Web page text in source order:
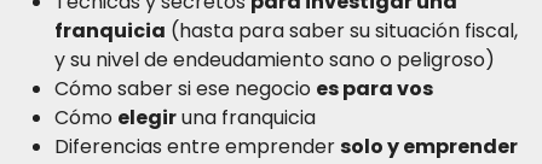
franquicia (hasta para saber su situación fiscal,
y su nivel de endeudamiento sano o peligroso)
Cómo saber si ese negocio es para vos
Cómo elegiruna franquicia
Diferencias entre emprendersolo y emprender